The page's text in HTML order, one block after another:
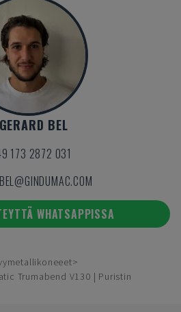
GERARD BEL
173 2872 031
WHATSAPPISSA
Trumabend V130 | Puristin